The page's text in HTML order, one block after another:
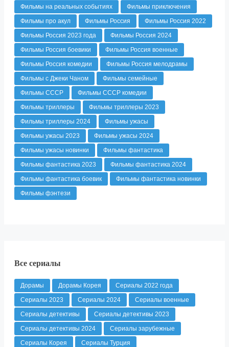
Фильмы на реальных событиях
Фильмы приключения
Фильмы про акул
Фильмы Россия
Фильмы Россия 2022
Фильмы Россия 2023 года
Фильмы Россия 2024
Фильмы Россия боевики
Фильмы Россия военные
Фильмы Россия комедии
Фильмы Россия мелодрамы
Фильмы с Джеки Чаном
Фильмы семейные
Фильмы СССР
Фильмы СССР комедии
Фильмы триллеры
Фильмы триллеры 2023
Фильмы триллеры 2024
Фильмы ужасы
Фильмы ужасы 2023
Фильмы ужасы 2024
Фильмы ужасы новинки
Фильмы фантастика
Фильмы фантастика 2023
Фильмы фантастика 2024
Фильмы фантастика боевик
Фильмы фантастика новинки
Фильмы фэнтези
Все сериалы
Дорамы Дорамы Корея
Сериалы 2022 года
Сериалы 2023
Сериалы 2024
Сериалы военные
Сериалы детективы
Сериалы детективы 2023
Сериалы детективы 2024
Сериалы зарубежные
Сериалы Корея
Сериалы Турция